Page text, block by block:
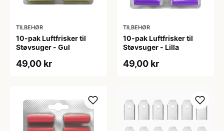
TILBEHØR
10-pak Luftfrisker til
Støvsuger - Gul
49,00 kr
TILBEHØR
10-pak Luftfrisker til
Støvsuger - Lilla
49,00 kr